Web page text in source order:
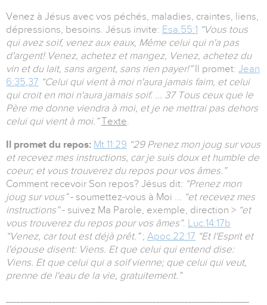
Venez à Jésus avec vos péchés, maladies, craintes, liens,
dépressions, besoins. Jésus invite: Esa.55:1 “Vous tous
qui avez soif, venez aux eaux, Même celui qui n'a pas
d'argent! Venez, achetez et mangez, Venez, achetez du
vin et du lait, sans argent, sans rien payer!”Il promet: Jean
6:35,37 “Celui qui vient à moi n'aura jamais faim, et celui
qui croit en moi n'aura jamais soif. ... 37 Tous ceux que le
Père me donne viendra à moi, et je ne mettrai pas dehors
celui qui vient à moi.” Texte.
Il promet du repos: Mt.11:29 “29 Prenez mon joug sur vous
et recevez mes instructions, car je suis doux et humble de
coeur; et vous trouverez du repos pour vos âmes.”
Comment recevoir Son repos? Jésus dit: “Prenez mon
joug sur vous”- soumettez-vous à Moi ... “et recevez mes
instructions”- suivez Ma Parole, exemple, direction > “et
vous trouverez du repos pour vos âmes”. Luc.14:17b
“Venez, car tout est déjà prêt.”; Apoc.22:17 “Et l'Esprit et
l'épouse disent: Viens. Et que celui qui entend dise:
Viens. Et que celui qui a soif vienne; que celui qui veut,
prenne de l'eau de la vie, gratuitement.”